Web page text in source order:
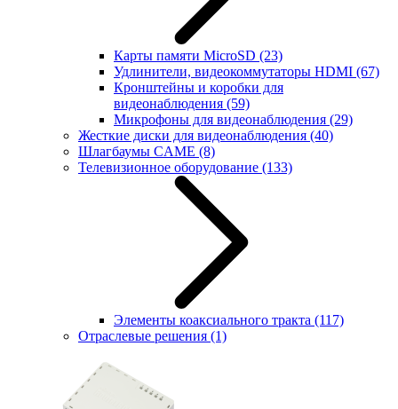
Карты памяти MicroSD (23)
Удлинители, видеокоммутаторы HDMI (67)
Кронштейны и коробки для
видеонаблюдения (59)
Микрофоны для видеонаблюдения (29)
Жесткие диски для видеонаблюдения (40)
Шлагбаумы CAME (8)
Телевизионное оборудование (133)
Элементы коаксиального тракта (117)
Отраслевые решения (1)